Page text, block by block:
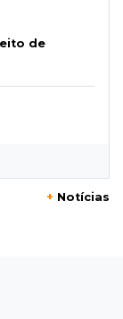
de
e
+ Notícias